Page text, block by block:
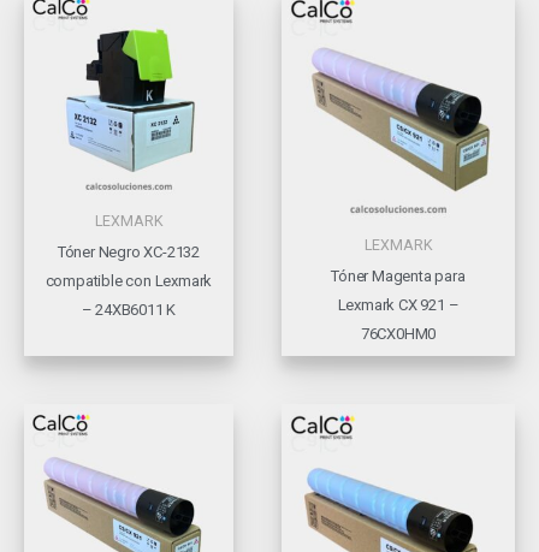
LEXMARK
Tóner Negro XC-2132
compatible con Lexmark
– 24XB6011 K
LEXMARK
Tóner Magenta para
Lexmark CX 921 –
76CX0HM0